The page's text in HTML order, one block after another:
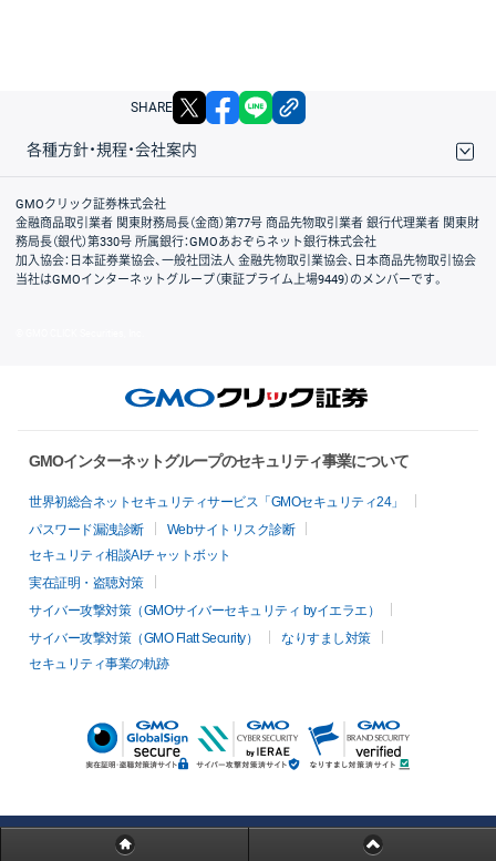
SHARE X facebook
各種方針・規程・会社案内
取引規程・約款
サイトマップ
その他のご案内
個人情報保護方針
最良執行方針
サイトのご利用について
ディスクレイマー
信託保全
リスク説明
会社案内
GMOクリック証券株式会社
金融商品取引業者 関東財務局長（金商）第77号 商品先物取引業者 銀行代理業者 関東財
務局長（銀代）第330号 所属銀行：GMOあおぞらネット銀行株式会社
加入協会：日本証券業協会、一般社団法人 金融先物取引業協会、日本商品先物取引協会
当社はGMOインターネットグループ（東証プライム上場9449）のメンバーです。
GMOインターネットグループのセキュリティ事業について
世界初総合ネットセキュリティサービス「GMOセキュリティ24」
パスワード漏洩診断
Webサイトリスク診断
セキュリティ相談AIチャットボット
実在証明・盗聴対策
サイバー攻撃対策（GMOサイバーセキュリティ byイエラエ）
サイバー攻撃対策（GMO Flatt Security）
なりすまし対策
セキュリティ事業の軌跡